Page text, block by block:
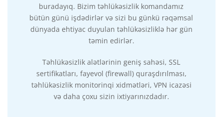
buradayıq. Bizim təhlükəsizlik komandamız
bütün günü işdədirlər və sizi bu günkü rəqəmsal
dünyada ehtiyac duyulan təhlükəsizliklə hər gün
təmin edirlər.
Təhlükəsizlik alətlərinin geniş sahəsi, SSL
sertifikatları, fayevol (firewall) quraşdırılması,
təhlükəsizlik monitorinqi xidmətləri, VPN icazəsi
və daha çoxu sizin ixtiyarınızdadır.